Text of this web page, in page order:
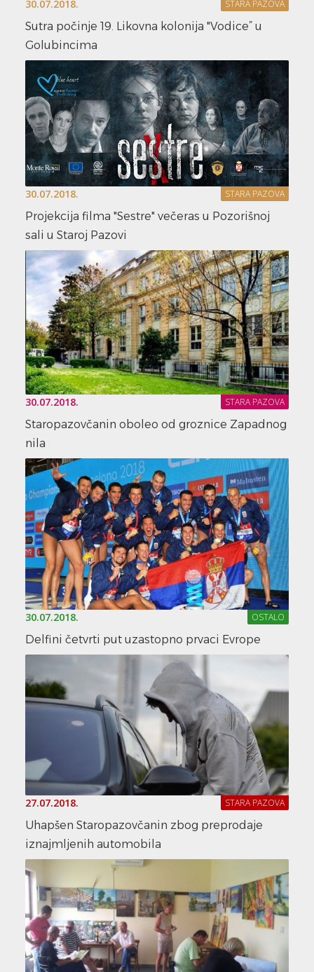
30.07.2018. STARA PAZOVA
Sutra počinje 19. Likovna kolonija "Vodice” u
Golubincima
30.07.2018. STARA PAZOVA
Projekcija filma "Sestre" večeras u Pozorišnoj
sali u Staroj Pazovi
30.07.2018. STARA PAZOVA
Staropazovčanin oboleo od groznice Zapadnog
nila
30.07.2018. OSTALO
Delfini četvrti put uzastopno prvaci Evrope
27.07.2018. STARA PAZOVA
Uhapšen Staropazovčanin zbog preprodaje
iznajmljenih automobila